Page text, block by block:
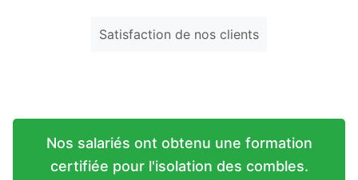
Satisfaction de nos clients
Nos salariés ont obtenu une formation
certifiée pour l'isolation des combles.